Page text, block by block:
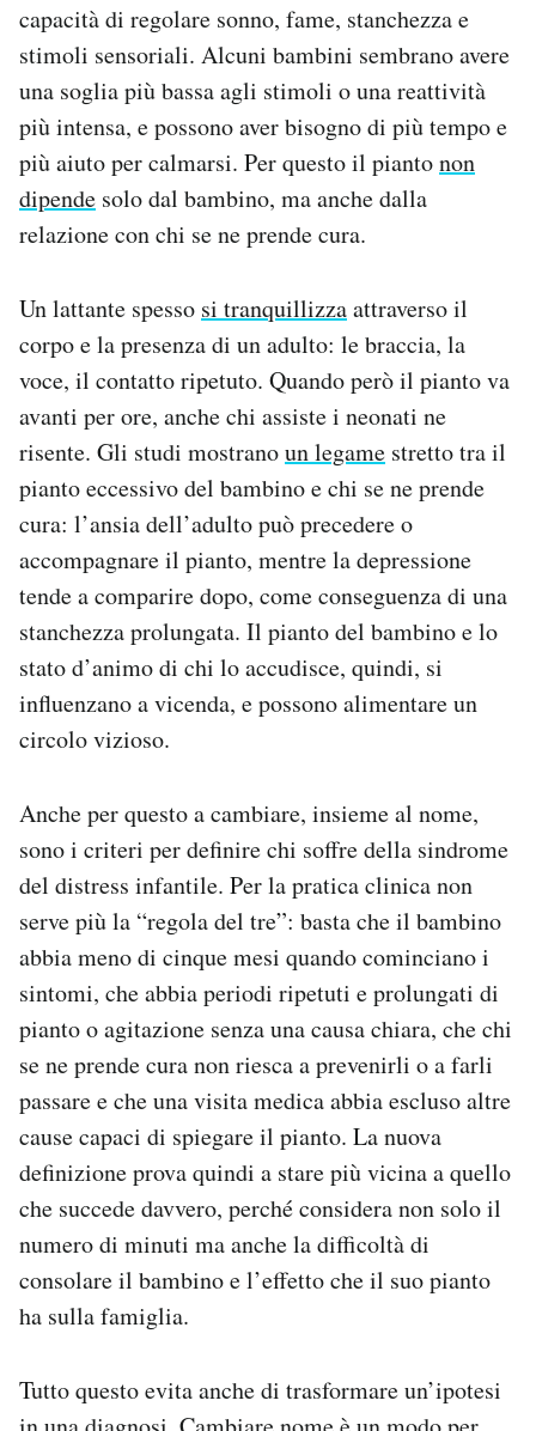
capacità di regolare sonno, fame, stanchezza e
stimoli sensoriali. Alcuni bambini sembrano avere
una soglia più bassa agli stimoli o una reattività
più intensa, e possono aver bisogno di più tempo e
più aiuto per calmarsi. Per questo il piantonon
dipende solo dal bambino, ma anche dalla
relazione con chi se ne prende cura.
Un lattante spesso si tranquillizzaattraverso il
corpo e la presenza di un adulto: le braccia, la
voce, il contatto ripetuto. Quando però il pianto va
avanti per ore, anche chi assiste i neonati ne
risente. Gli studi mostranoun legame stretto tra il
pianto eccessivo del bambino e chi se ne prende
cura: l’ansia dell’adulto può precedere o
accompagnare il pianto, mentre la depressione
tende a comparire dopo, come conseguenza di una
stanchezza prolungata. Il pianto del bambino e lo
stato d’animo di chi lo accudisce, quindi, si
influenzano a vicenda, e possono alimentare un
circolo vizioso.
Anche per questo a cambiare, insieme al nome,
sono i criteri per definire chi soffre della sindrome
del distress infantile. Per la pratica clinica non
serve più la “regola del tre”: basta che il bambino
abbia meno di cinque mesi quando cominciano i
sintomi, che abbia periodi ripetuti e prolungati di
pianto o agitazione senza una causa chiara, che chi
se ne prende cura non riesca a prevenirli o a farli
passare e che una visita medica abbia escluso altre
cause capaci di spiegare il pianto. La nuova
definizione prova quindi a stare più vicina a quello
che succede davvero, perché considera non solo il
numero di minuti ma anche la difficoltà di
consolare il bambino e l’effetto che il suo pianto
ha sulla famiglia.
Tutto questo evita anche di trasformare un’ipotesi